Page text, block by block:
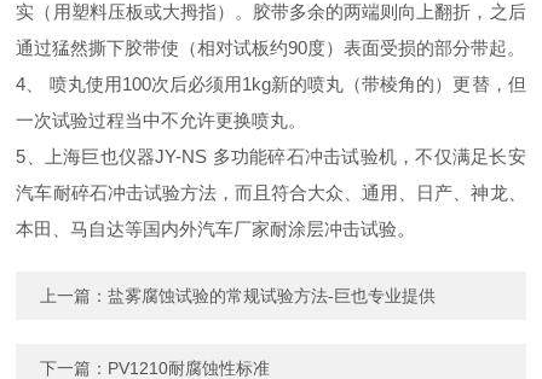
实（用塑料压板或大拇指）。胶带多余的两端则向上翻折，之后
通过猛然撕下胶带使（相对试板约90度）表面受损的部分带起。
4、
喷丸使用100次后必须用1kg新的喷丸 （带棱角的）更替，但
一次试验过程当中不允许更换喷丸。
5、上海巨也仪器JY-NS 多功能碎石冲击试验机 ，不仅满足长安
汽车耐碎石冲击试验方法，而且符合大众、通用、日产、神龙、
本田、马自达等国内外汽车厂家耐涂层冲击试验。
上一篇：盐雾腐蚀试验的常规试验方法-巨也专业提供
下一篇： PV1210耐腐蚀性标准